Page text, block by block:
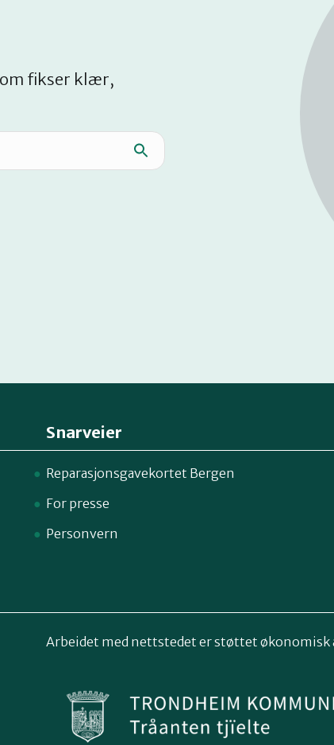
fikser klær,
Snarveier
Reparasjonsgavekortet Bergen
For presse
Personvern
Arbeidet med nettstedet er støttet økonomisk